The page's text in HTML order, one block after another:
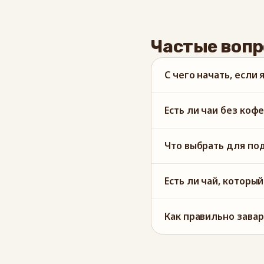
Частые
С чего начать, если
Есть ли чаи без
Что выбрать для
Есть ли чай,
Как правильно